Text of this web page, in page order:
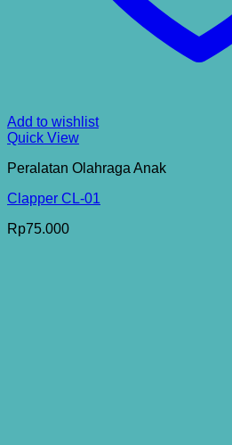
Add to wishlist
Quick View
Peralatan Olahraga Anak
Clapper CL-01
Rp75.000